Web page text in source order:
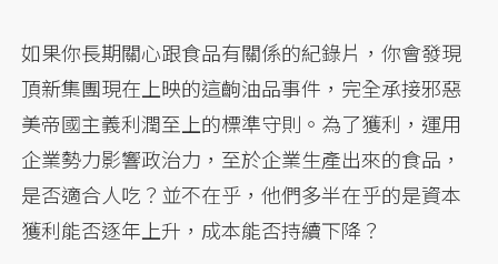
如果你長期關心跟食品有關係的紀錄片，你會發現
頂新集團現在上映的這齣油品事件，完全承接邪惡
美帝國主義利潤至上的標準守則。為了獲利，運用
企業勢力影響政治力，至於企業生產出來的食品，
是否適合人吃？並不在乎，他們多半在乎的是資本
獲利能否逐年上升，成本能否持續下降？